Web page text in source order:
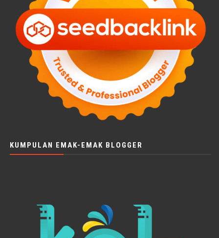
KUMPULAN EMAK-EMAK BLOGGER